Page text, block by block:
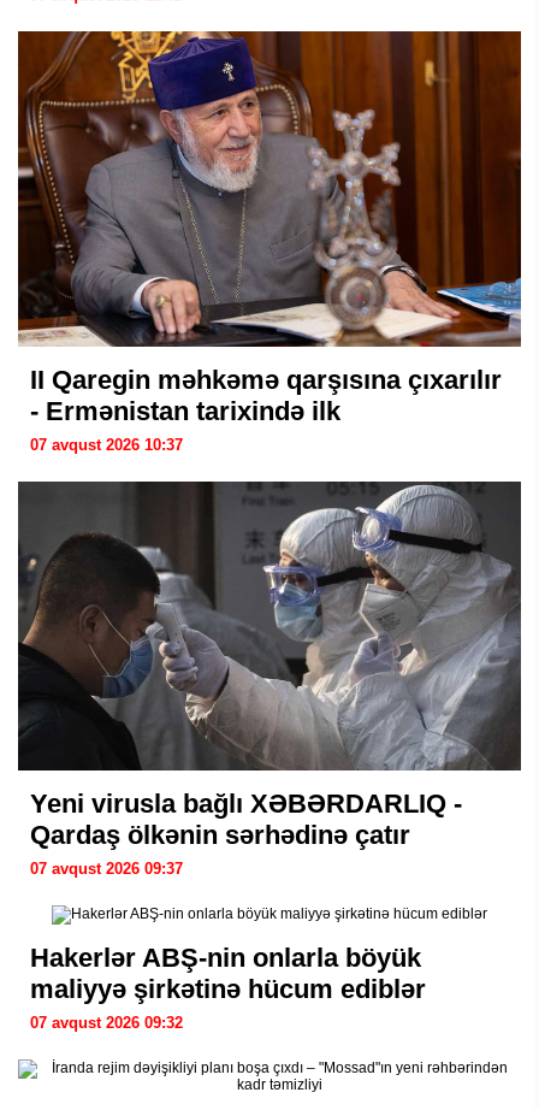
II Qaregin məhkəmə qarşısına çıxarılır
- Ermənistan tarixində ilk
07 avqust 2026 10:37
Yeni virusla bağlı XƏBƏRDARLIQ -
Qardaş ölkənin sərhədinə çatır
07 avqust 2026 09:37
Hakerlər ABŞ-nin onlarla böyük
maliyyə şirkətinə hücum ediblər
07 avqust 2026 09:32